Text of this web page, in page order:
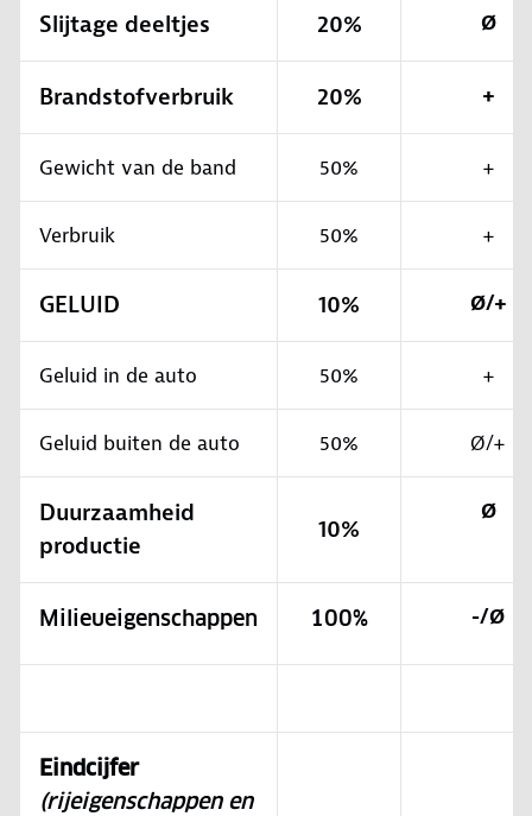
Slijtage deeltjes 20% Ø
Brandstofverbruik 20% +
Gewicht van de band 50% +
Verbruik 50% +
GELUID 10% Ø/+
Geluid in de auto 50% +
Geluid buiten de auto 50% Ø/+
Duurzaamheid
productie
10%
Ø
Milieueigenschappen 100% -/Ø
Eindcijfer
(rijeigenschappen en